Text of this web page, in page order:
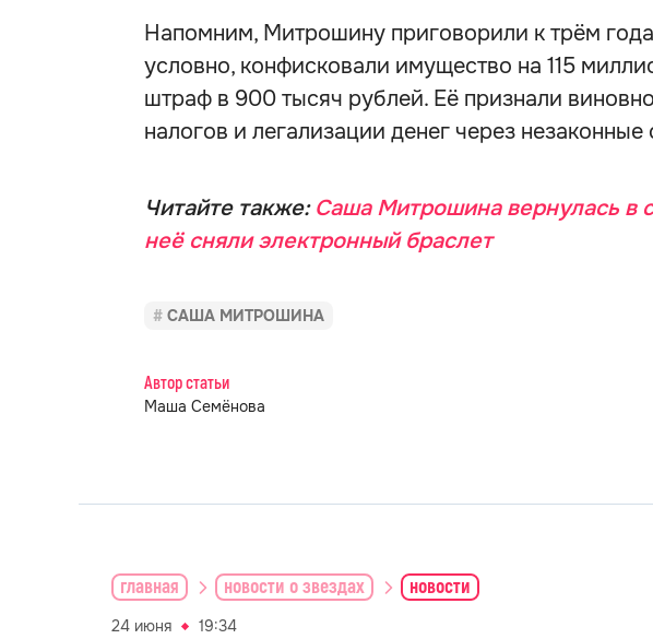
Напомним, Митрошину приговорили к трём
условно, конфисковали имущество на 115
штраф в 900 тысяч рублей. Её признали
налогов и легализации денег через
Читайте также: Саша Митрошина вернулась в
неё сняли электронный браслет
САША МИТРОШИНА
Автор статьи
Маша Семёнова
главная новости о звездах новости
24 июня 19:34